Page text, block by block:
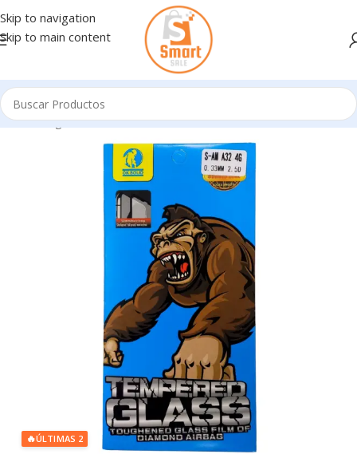
Skip to navigation
Skip to main content
Inicio/Ingresando
🔥ÚLTIMAS 2